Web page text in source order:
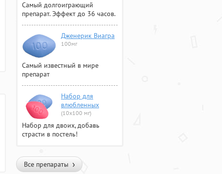
Самый долгоиграющий
препарат. Эффект до 36 часов.
Дженерик Виагра
100мг
Самый известный в мире
препарат
Набор для
влюбленных
(10х100 мг)
Набор для двоих, добавь
страсти в постель!
Все препараты